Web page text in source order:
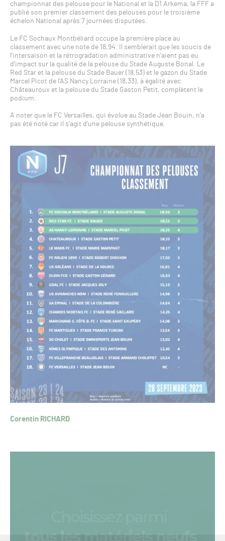
championnat des pelouse pour le National et la D1 Arkema, la FFF a
publié son premier classement des pelouses pour le troisième
échelon National après 7 journées disputées.
Le FC Sochaux Montbéliard occupe la première place au
classement avec une note de 18,94. Il semblerait que les soucis de
l’intersaison et la rétrogradation administrative n’aient pas eu
d’impact sur la qualité de la pelouse du Stade Auguste Bonal. Le
Red Star et la pelouse du Stade Bauer (18,53) et le gazon du Stade
Marcel Picot de l’AS Nancy Lorraine (18,33), à égalité avec
Châteauroux et la pelouse du Stade Gaston Petit, complètent le
podium.
A noter que le FC Versailles, qui évolue au Stade Jean Bouin, n’a
pas été noté car il s’agit d’une pelouse synthétique.
Corentin RICHARD